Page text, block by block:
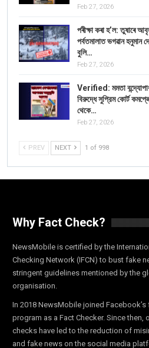
Feb 27, 2026
পৰীক্ষা কৰা হ’ল: তুষাৰে
পৰ্বতমালাত ভগৱান হনুমান
বুলি…
Feb 27, 2026
Verified: মমতা
বিরুদ্ধে সুপ্রিম কোর্ট
থেকে…
Feb 27, 2026
PREV NEXT 1 of 998
Why Fact Check?
NewsMobile is certified by the
Checking Network (IFCN) to bust fake
stringent guidelines mentioned by the
organisation.
In 2018 NewsMobile joined Facebook’s
program as a Fact Checker. Since then,
checks have led to the reduction of
and fake news on the social media